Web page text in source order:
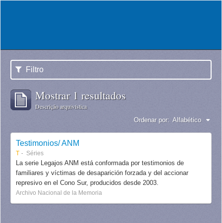
Filtro
Mostrar 1 resultados
Descrição arquivística
Ordenar por: Alfabético
Testimonios/ ANM
T Séries
La serie Legajos ANM está conformada por testimonios de
familiares y víctimas de desaparición forzada y del accionar
represivo en el Cono Sur, producidos desde 2003.
Archivo Nacional de la Memoria